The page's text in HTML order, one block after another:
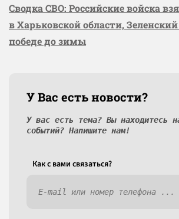
Сводка СВО: Российские войска
в Харьковской области,
победе до зимы
У Вас есть новости?
У вас есть тема? Вы находитесь
событий? Напишите нам!
Как c вами связаться?